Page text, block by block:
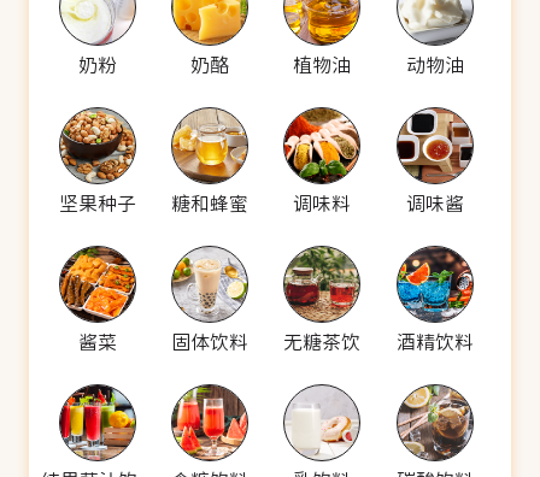
奶粉 奶酪 植物油 动物油
坚果种子 糖和蜂蜜 调味料 调味酱
酱菜 固体饮料 无糖茶饮 酒精饮料